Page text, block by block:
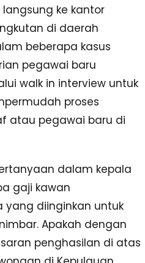
ke kantor
di daerah
beberapa kasus
pegawai baru
walk in interview untuk
proses
atau pegawai baru di
dalam kepala
gaji kawan
yang diinginkan untuk
Apakah dengan
penghasilan di atas